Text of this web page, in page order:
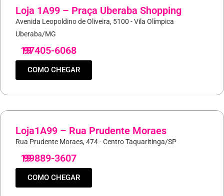
Loja 1A99 – Praça Uberaba Shopping
Avenida Leopoldino de Oliveira, 5100 - Vila Olímpica
Uberaba/MG
19
97405-6068
COMO CHEGAR
Loja1A99 – Rua Prudente Moraes
Rua Prudente Moraes, 474 - Centro Taquaritinga/SP
19
99889-3607
COMO CHEGAR